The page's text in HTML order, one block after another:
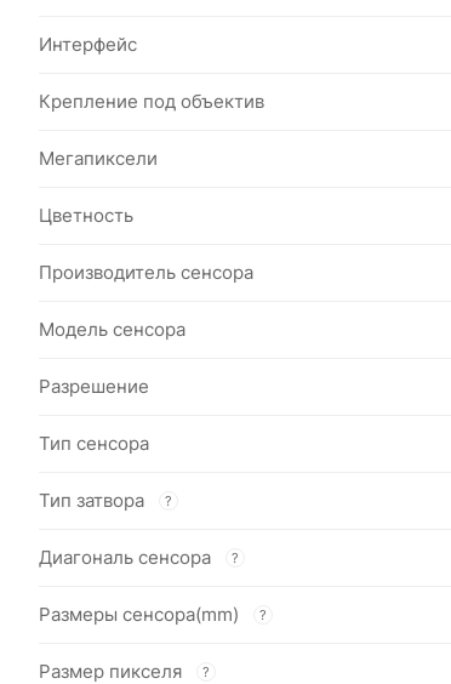
Интерфейс
Крепление под объектив
Мегапиксели
Цветность
Производитель сенсора
Модель сенсора
Разрешение
Тип сенсора
Тип затвора ?
Диагональ сенсора ?
Размеры сенсора(mm) ?
Размер пикселя ?